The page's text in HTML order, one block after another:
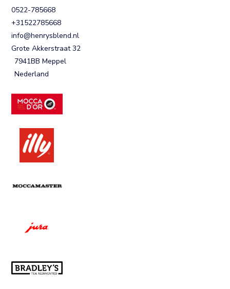
0522-785668
+31522785668
info@henrysblend.nl
Grote Akkerstraat 32
7941BB Meppel
Nederland